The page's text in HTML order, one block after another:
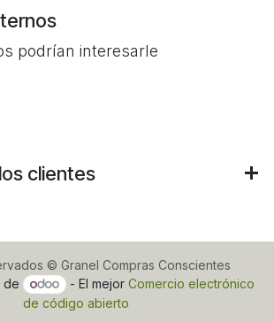
podrían interesarle
clientes
© Granel Compras Conscientes
de
- El mejor Comercio electrónico
de código abierto